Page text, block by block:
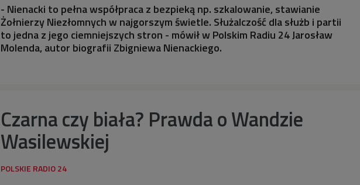
- Nienacki to pełna współpraca z bezpieką np. szkalowanie, stawianie
Żołnierzy Niezłomnych w najgorszym świetle. Służalczość dla służb i partii
to jedna z jego ciemniejszych stron - mówił w Polskim Radiu 24 Jarosław
Molenda, autor biografii Zbigniewa Nienackiego.
Czarna czy biała? Prawda o Wandzie
Wasilewskiej